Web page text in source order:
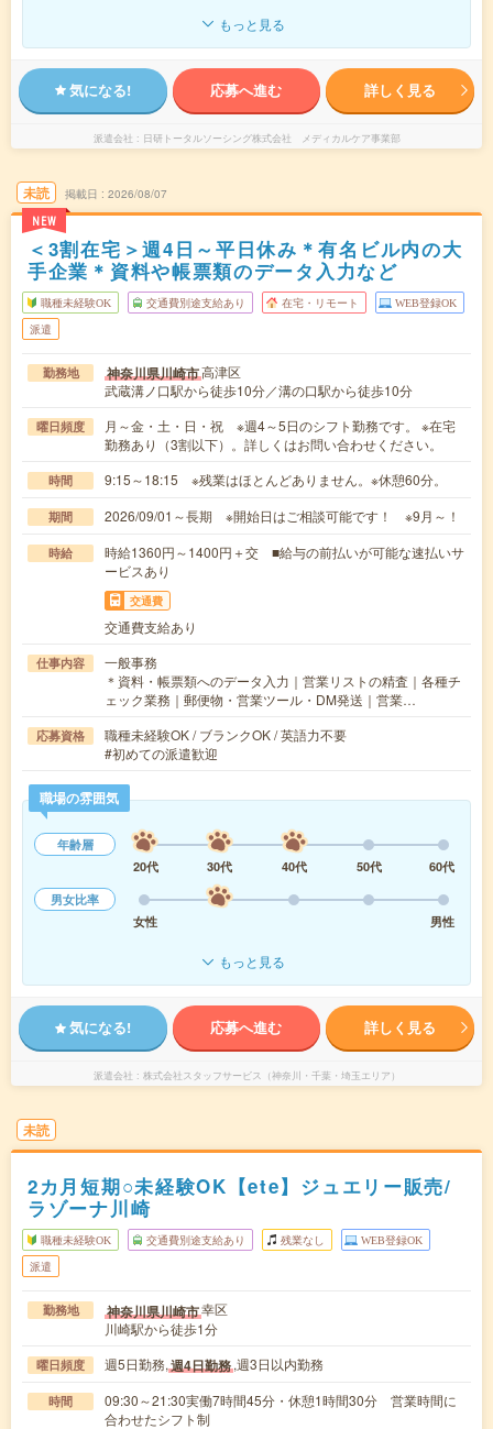
もっと見る
気になる! 応募へ進む 詳しく見る
派遣会社 日研トータルソーシング株式会社 メディカルケア事業部
未読
NEW
掲載日 2026/08/07
＜3割在宅＞週4日～平日休み＊有名ビル内の大
手企業＊資料や帳票類のデータ入力など
職種未経験OK 交通費別途支給あり 在宅・リモート WEB登録OK
派遣
勤務地 神奈川県川崎市高津区
武蔵溝ノ口駅から徒歩10分／溝の口駅から徒歩10分
曜日頻度
月～金・土・日・祝 ※週4～5日のシフト勤務です。 ※在宅
勤務あり（3割以下）。詳しくはお問い合わせください。
時間 9:15～18:15 ※残業はほとんどありません。※休憩60分。
期間 2026/09/01～長期 ※開始日はご相談可能です！ ※9月～！
時給
時給1360円～1400円＋交 ■給与の前払いが可能な速払いサ
ービスあり
交通費
交通費支給あり
仕事内容
一般事務
＊資料・帳票類へのデータ入力｜営業リストの精査｜各種チ
ェック業務｜郵便物・営業ツール・DM発送｜営業…
応募資格
職種未経験OK / ブランクOK / 英語力不要
#初めての派遣歓迎
職場の雰囲気
年齢層
20代
30代 40代 50代
60代
男女比率
女性
男性
もっと見る
気になる! 応募へ進む 詳しく見る
派遣会社 株式会社スタッフサービス（神奈川・千葉・埼玉エリア）
未読
2カ月短期○未経験OK【ete】ジュエリー販売/
ラゾーナ川崎
職種未経験OK 交通費別途支給あり 残業なし WEB登録OK
派遣
勤務地 神奈川県川崎市幸区
川崎駅から徒歩1分
曜日頻度 週5日勤務,週4日勤務,週3日以内勤務
時間
09:30～21:30実働7時間45分・休憩1時間30分 営業時間に
合わせたシフト制